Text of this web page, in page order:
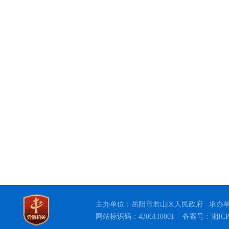
主办单位：岳阳市君山区人民政府 承办
网站标识码：4306110001 备案号：湘